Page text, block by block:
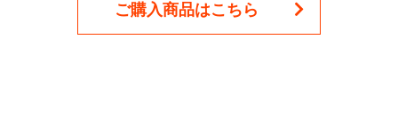
ご購入商品はこちら